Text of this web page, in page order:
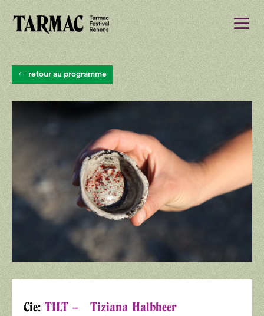
retour au programme
Cie: TILT – Tiziana Halbheer